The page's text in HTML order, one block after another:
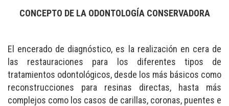
CONCEPTO DE LA ODONTOLOGÍA CONSERVADORA
El encerado de diagnóstico, es la realización en cera de
las restauraciones para los diferentes tipos de
tratamientos odontológicos, desde los más básicos como
reconstrucciones para resinas directas, hasta más
complejos como los casos de carillas, coronas, puentes e